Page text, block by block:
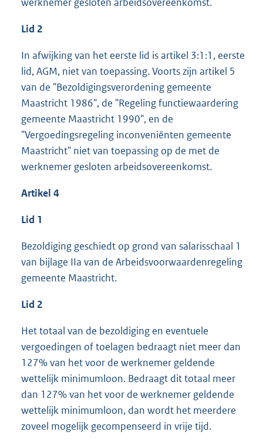
Lid 2
In afwijking van het eerste lid is artikel 3:1:1, eerste
lid, AGM, niet van toepassing. Voorts zijn artikel 5
van de "Bezoldigingsverordening gemeente
Maastricht 1986", de "Regeling functiewaardering
gemeente Maastricht 1990", en de
"Vergoedingsregeling inconveniënten gemeente
Maastricht" niet van toepassing op de met de
werknemer gesloten arbeidsovereenkomst.
Artikel 4
Lid 1
Bezoldiging geschiedt op grond van salarisschaal 1
van bijlage IIa van de Arbeidsvoorwaardenregeling
gemeente Maastricht.
Lid 2
Het totaal van de bezoldiging en eventuele
vergoedingen of toelagen bedraagt niet meer dan
127% van het voor de werknemer geldende
wettelijk minimumloon. Bedraagt dit totaal meer
dan 127% van het voor de werknemer geldende
wettelijk minimumloon, dan wordt het meerdere
zoveel mogelijk gecompenseerd in vrije tijd.